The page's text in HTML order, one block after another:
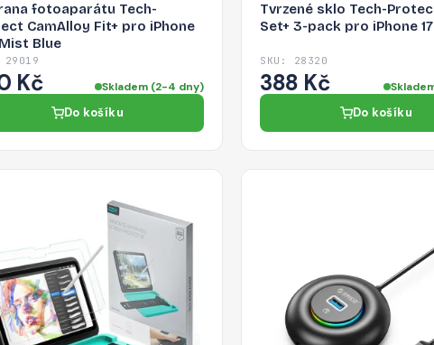
fotoaparátu Tech-
CamAlloy Fit+ pro iPhone
Blue
29019
Kč Skladem (2-4 dny)
Do košíku
Tvrzené sklo Tech-
Set+ 3-pack pro iPhone
SKU: 28320
388 Kč
Do košíku